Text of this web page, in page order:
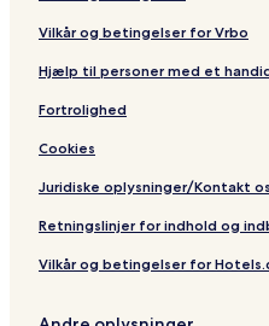
r
o
m
Vilkår og betingelser for Vrbo
Hjælp til personer med et
Fortrolighed
Cookies
Juridiske oplysninger/Kontakt os
Retningslinjer for indhold og
Vilkår og betingelser for